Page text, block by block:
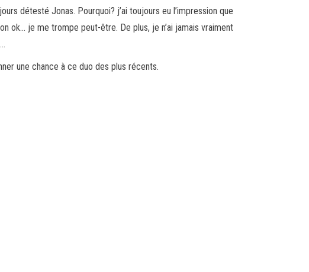
détesté Jonas. Pourquoi? j’ai toujours eu l’impression que
ok… je me trompe peut-être. De plus, je n’ai jamais vraiment
une chance à ce duo des plus récents.